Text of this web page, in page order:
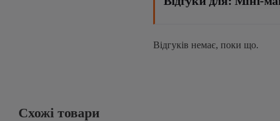
Відгуків немає, поки що.
Схожі товари